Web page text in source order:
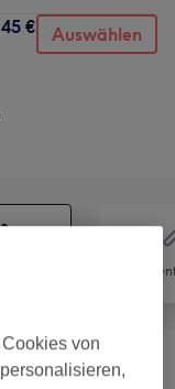
45 € Auswählen
ab 10 €
von